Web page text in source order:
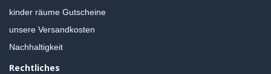
kinder räume Gutscheine
unsere Versandkosten
Nachhaltigkeit
Rechtliches